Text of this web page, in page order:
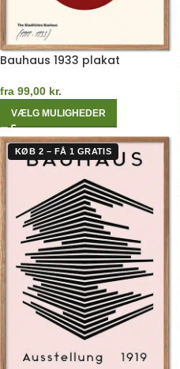
Bauhaus 1933 plakat
fra 99,00 kr.
VÆLG MULIGHEDER
KØB 2 – FÅ 1 GRATIS